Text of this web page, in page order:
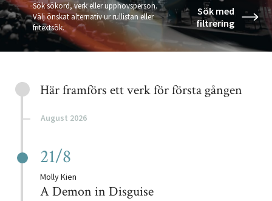
Sök sökord, verk eller upphovsperson.
Välj önskat alternativ ur rullistan eller
fritextsök.
Sök med
filtrering
Kommande
uruppföranden
Här framförs ett verk för första gången
August 2026
21/8
Tonsättare:
Molly Kien
A Demon in Disguise